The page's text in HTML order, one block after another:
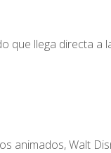
llega directa
animados, Walt